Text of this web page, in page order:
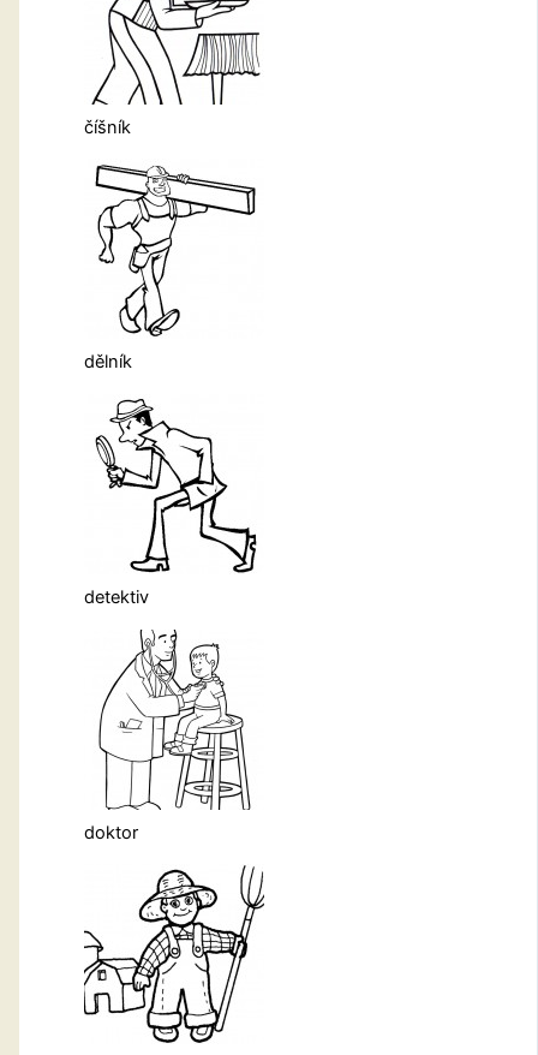
číšník
dělník
detektiv
doktor